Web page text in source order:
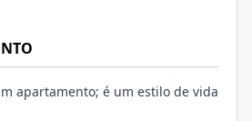
apartamento; é um estilo de vida